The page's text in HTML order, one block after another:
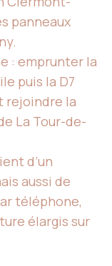
panneaux
: emprunter la
puis la D7
rejoindre la
La Tour-de-
d’un
aussi de
téléphone,
élargis sur